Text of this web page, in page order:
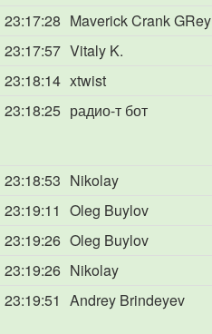
23:17:28 Maverick Crank GRey
23:17:57 Vitaly K.
23:18:14 xtwist
23:18:25 радио-т бот
23:18:53 Nikolay
23:19:11 Oleg Buylov
23:19:26 Oleg Buylov
23:19:26 Nikolay
23:19:51 Andrey Brindeyev